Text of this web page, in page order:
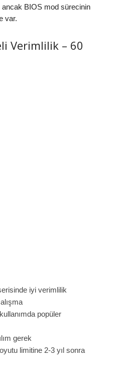
BIOS mod sürecinin
var.
Verimlilik – 60
iyi verimlilik
popüler
gerek
limitine 2-3 yıl sonra